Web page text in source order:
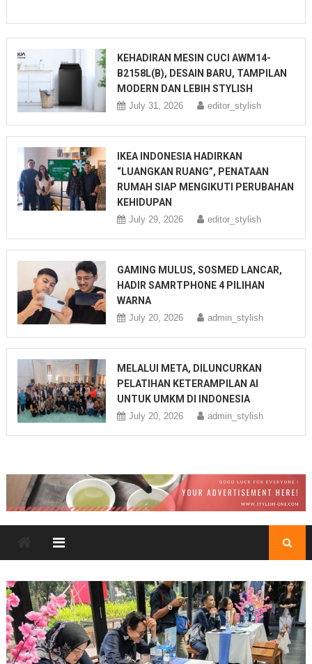
KEHADIRAN MESIN CUCI AWM14-
B2158L(B), DESAIN BARU, TAMPILAN
MODERN DAN LEBIH STYLISH
July 31, 2026 editor_stylish
IKEA INDONESIA HADIRKAN
“LUANGKAN RUANG”, PENATAAN
RUMAH SIAP MENGIKUTI PERUBAHAN
KEHIDUPAN
July 29, 2026 editor_stylish
GAMING MULUS, SOSMED LANCAR,
HADIR SAMRTPHONE 4 PILIHAN
WARNA
July 20, 2026 admin_stylish
MELALUI META, DILUNCURKAN
PELATIHAN KETERAMPILAN AI
UNTUK UMKM DI INDONESIA
July 20, 2026 admin_stylish